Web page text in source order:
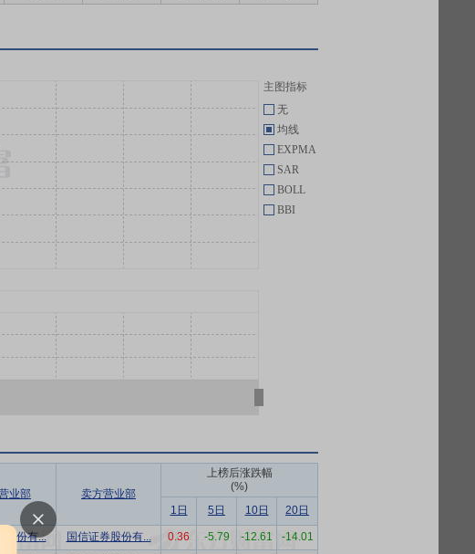
主图指标
无
均线
EXPMA
SAR
BOLL
BBI
业部 卖方营业部
上榜后涨跌幅
(%)
1日
5日 10日 20日
股份有... 国信证券股份有... 0.36 -5.79 -12.61
-14.01